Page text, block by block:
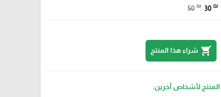
50 ₪ 30 ₪
shopping_cart شراء هذا المنتج
المنتج لأشخاص آخرين.